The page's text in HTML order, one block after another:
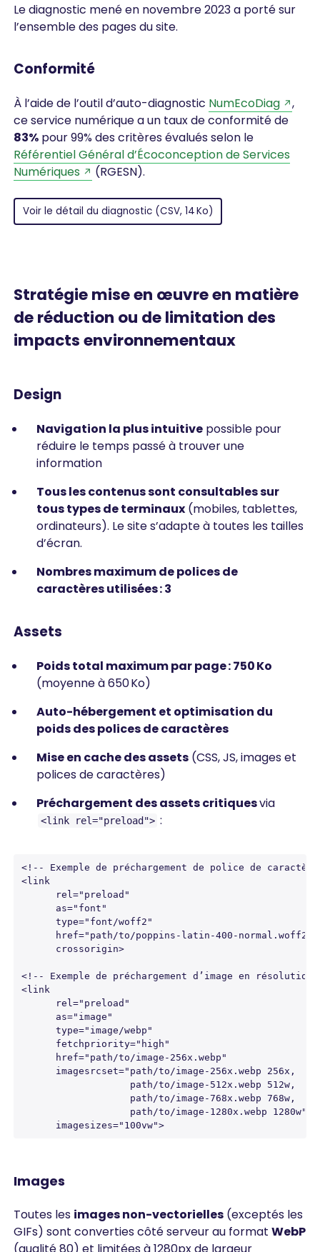
Le diagnostic mené en novembre 2023 a porté sur
l’ensemble des pages du site.
Conformité
À l’aide de l’outil d’auto-diagnostic NumEcoDiag
,
ce service numérique a un taux de conformité de
83% pour 99% des critères évalués selon le
Référentiel Général d’Écoconception de Services
Numériques
(RGESN).
Voir le détail du diagnostic (CSV, 14 Ko)
Stratégie mise en œuvre en matière
de réduction ou de limitation des
impacts environnementaux
Design
Navigation la plus intuitive possible pour
réduire le temps passé à trouver une
information
Tous les contenus sont consultables sur
tous types de terminaux (mobiles, tablettes,
ordinateurs). Le site s’adapte à toutes les tailles
d’écran.
Nombres maximum de polices de
caractères utilisées : 3
Assets
Poids total maximum par page : 750 Ko
(moyenne à 650 Ko)
Auto-hébergement et optimisation du
poids des polices de caractères
Mise en cache des assets (CSS, JS, images et
polices de caractères)
Préchargement des assets critiquesvia
<link rel="preload"> :
<!-- Exemple de préchargement de police de
<link
      rel="preload"
      as="font"
      type="font/woff2"
      href="path/to/poppins-latin-400-normal.woff2"
      crossorigin>
<!-- Exemple de préchargement d’image en
<link
      rel="preload"
      as="image"
      type="image/webp"
      fetchpriority="high"
      href="path/to/image-256x.webp"
      imagesrcset="path/to/image-256x.webp 256x,
                   path/to/image-512x.webp 512w,
                   path/to/image-768x.webp 768w,
                   path/to/image-1280x.webp 1280w"
      imagesizes="100vw">
Images
Toutes les images non-vectorielles (exceptés les
GIFs) sont converties côté serveur au formatWebP